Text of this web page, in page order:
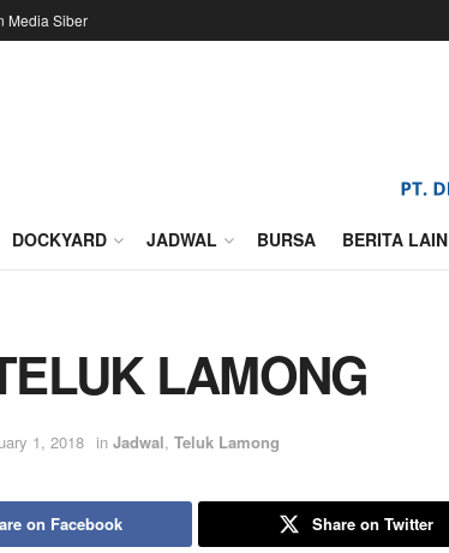
Media Siber
DOCKYARD JADWAL BURSA BERITA LAIN
LAMONG
1, 2018 in Jadwal, Teluk Lamong
on Facebook Share on Twitter